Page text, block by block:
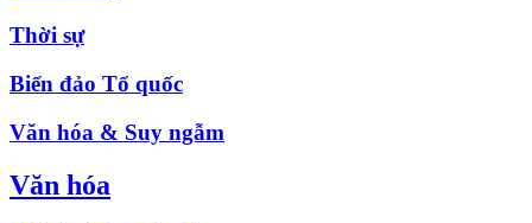
Thời sự
Biển đảo Tổ quốc
Văn hóa & Suy ngẫm
Văn hóa